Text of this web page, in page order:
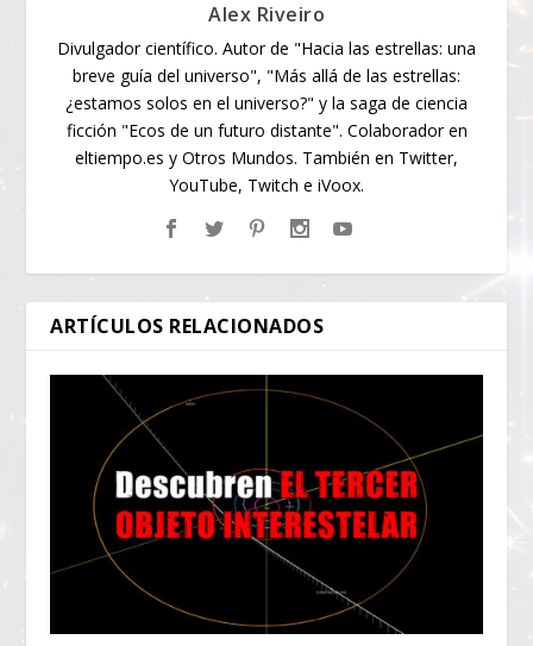
Alex Riveiro
Divulgador científico. Autor de "Hacia las estrellas: una
breve guía del universo", "Más allá de las estrellas:
¿estamos solos en el universo?" y la saga de ciencia
ficción "Ecos de un futuro distante". Colaborador en
eltiempo.es y Otros Mundos. También en Twitter,
YouTube, Twitch e iVoox.
ARTÍCULOS RELACIONADOS